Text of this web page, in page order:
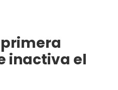
inactiva el